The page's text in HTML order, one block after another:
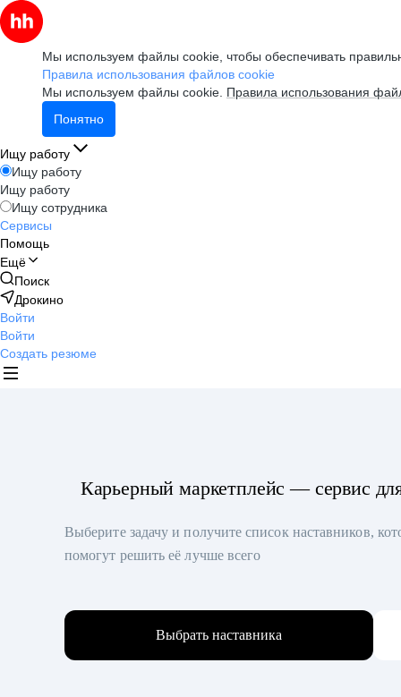
Мы используем файлы cookie, чтобы обеспечивать
Правила использования файлов cookie
Мы используем файлы cookie. Правила использования
Понятно
Ищу работу
Ищу работу
Ищу работу
Ищу сотрудника
Сервисы
Помощь
Ещё
Поиск
Дрокино
Войти
Войти
Создать резюме
Карьерный маркетплейс — сервис
Выберите задачу и получите список наставников,
помогут решить её лучше всего
Выбрать наставника